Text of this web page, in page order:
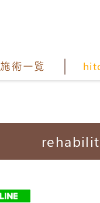
施術一覧